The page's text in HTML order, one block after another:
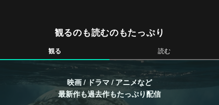
観るのも読むのもたっぷり
観る 読む
映画 / ドラマ / アニメなど
最新作も過去作もたっぷり配信